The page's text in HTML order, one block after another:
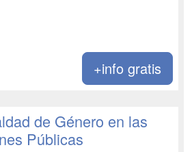
+info gratis
de Género en las
Públicas